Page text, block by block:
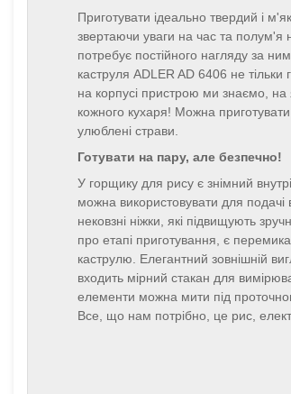
Приготувати ідеально твердий і
звертаючи уваги на час та полум'я
потребує постійного нагляду за
каструля ADLER AD 6406 не тільки
на корпусі пристрою ми знаємо, на
кожного кухаря! Можна
улюблені страви.
Готувати на пару, але безпечно!
У горщику для рису є знімний
можна використовувати для подачі
нековзні ніжки, які підвищують
про етапі приготування, є
каструлю. Елегантний зовнішній
входить мірний стакан для
елементи можна мити під
Все, що нам потрібно, це рис,